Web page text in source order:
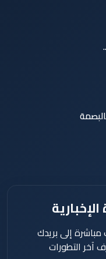
مباشرة إلى بريدك
آخر التطورات